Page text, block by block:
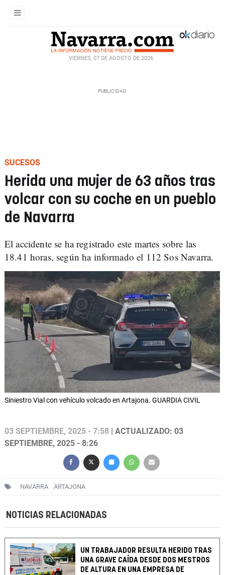
VIERNES, 07 DE AGOSTO DE 2026
SUCESOS
Herida una mujer de 63 años tras
volcar con su coche en un pueblo
de Navarra
El accidente se ha registrado este martes sobre las
18.41 horas, según ha informado el 112 Sos Navarra.
Siniestro Vial con vehículo volcado en Artajona. GUARDIA CIVIL
03 SEPTIEMBRE, 2025 - 7:58 | ACTUALIZADO: 03
SEPTIEMBRE, 2025 - 8:26
NAVARRA ARTAJONA
NOTICIAS RELACIONADAS
UN TRABAJADOR RESULTA HERIDO TRAS
UNA GRAVE CAÍDA DESDE DOS MESTROS
DE ALTURA EN UNA EMPRESA DE